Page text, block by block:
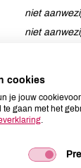
niet
niet
niet
niet aanwezig
niet aanwezig
cookies
je jouw
te gaan met het